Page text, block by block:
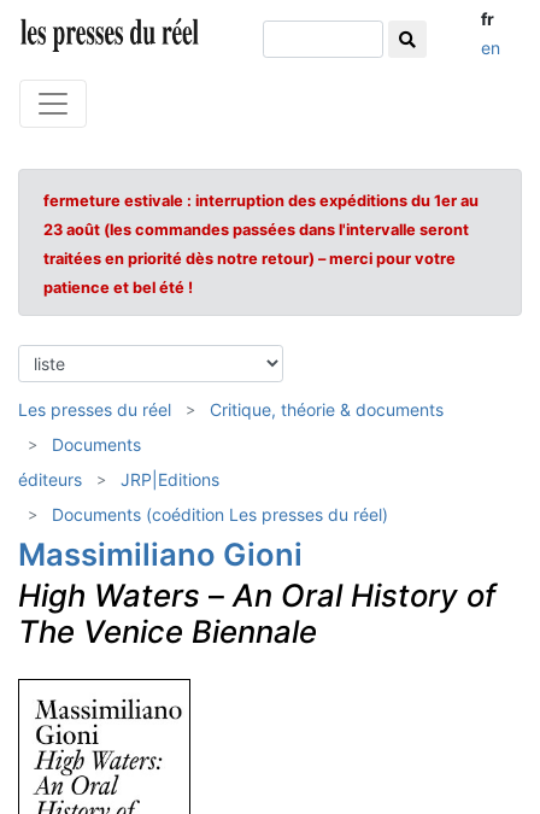
fr
en
fermeture estivale : interruption des expéditions du 1er au
23 août (les commandes passées dans l'intervalle seront
traitées en priorité dès notre retour) – merci pour votre
patience et bel été !
Les presses du réel
Critique, théorie & documents
Documents
éditeurs
JRP|Editions
Documents (coédition Les presses du réel)
Massimiliano Gioni
High Waters – An Oral History of
The Venice Biennale